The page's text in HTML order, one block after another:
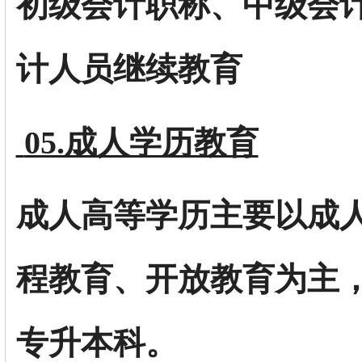
计人员继续教育
05.成人学历教育
成人高等学历主要以成
程教育、开放教育为主
专升本科。